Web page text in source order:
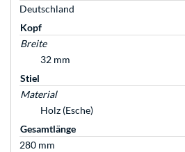
Deutschland
Kopf
Breite
32 mm
Stiel
Material
Holz (Esche)
Gesamtlänge
280 mm